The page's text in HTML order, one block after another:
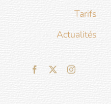
Tarifs
Actualités
Facebook Instagram